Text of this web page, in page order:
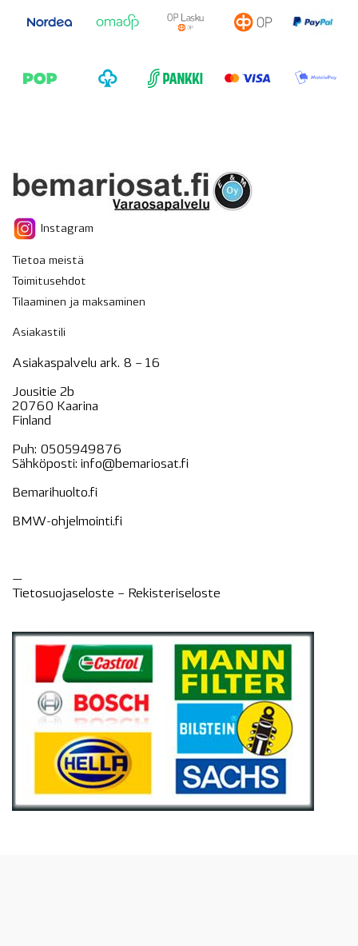
Instagram
Tietoa meistä
Toimitusehdot
Tilaaminen ja maksaminen
Asiakastili
Asiakaspalvelu ark. 8 – 16
Jousitie 2b
20760 Kaarina
Finland
Puh: 0505949876
Sähköposti: info@bemariosat.fi
Bemarihuolto.fi
BMW-ohjelmointi.fi
—
Tietosuojaseloste – Rekisteriseloste